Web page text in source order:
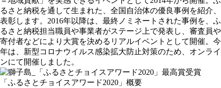
るさと納税を通して生まれた、全国自治体の優良事例を紹介、
表彰します。2016年以降は、最終ノミネートされた事例を、ふ
るさと納税担当職員や事業者がステージ上で発表し、審査員や
寄付者などにより大賞を決めるリアルイベントとして開催。今
年は、新型コロナウイルス感染拡大防止対策のため、オンライ
ンにて開催しました。
「ふるさとチョイスアワード2020」概要